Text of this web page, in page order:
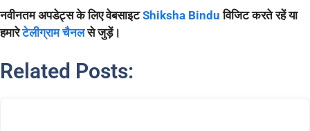
नवीनतम अपडेट्स के लिए वेबसाइटShiksha Bindu विजिट करते रहें या
हमारेटेलीग्राम चैनल से जुड़ें।
Related Posts: